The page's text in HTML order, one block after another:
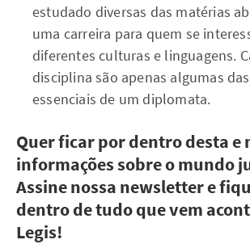
estudado diversas das matérias
uma carreira para quem se
diferentes culturas e linguagens.
disciplina são apenas algumas
essenciais de um diplomata.
Quer ficar por dentro desta e
informações sobre o mundo
Assine nossa newsletter e
dentro de tudo que vem
Legis!